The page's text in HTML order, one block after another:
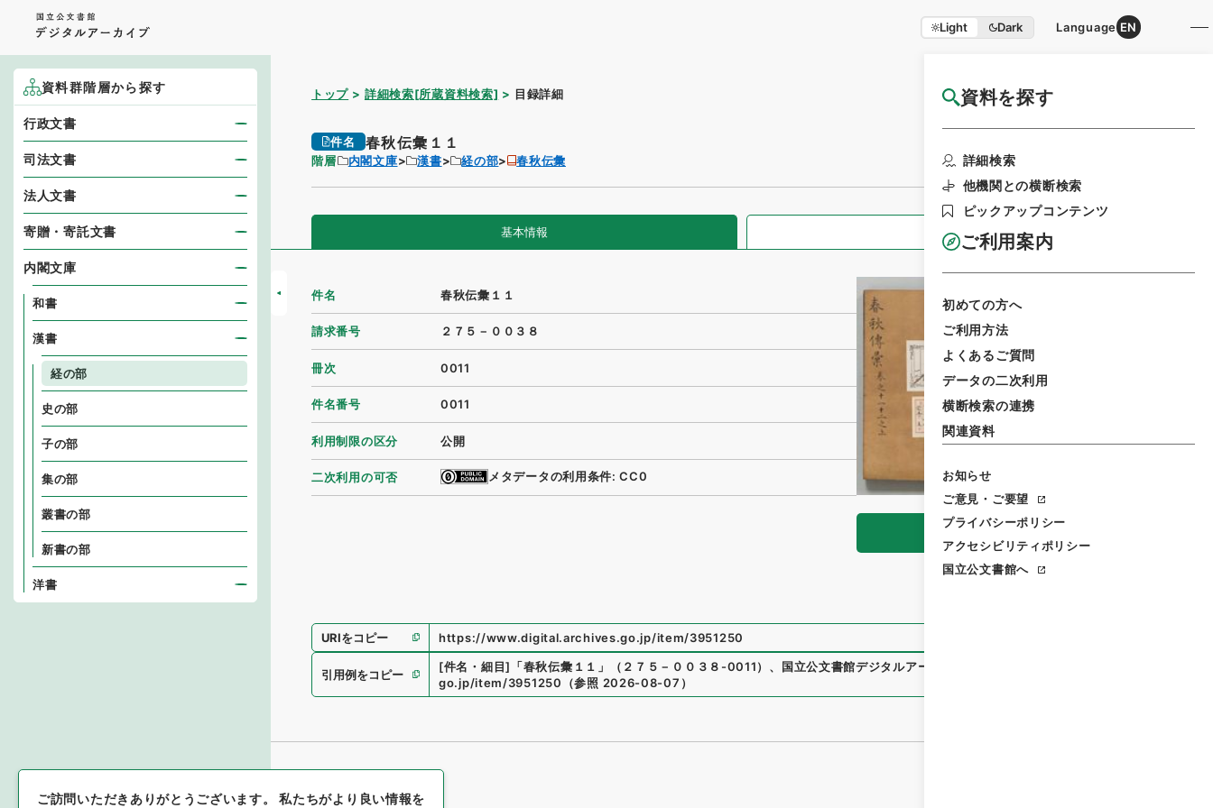
Light Dark Language EN
資料を探す
詳細検索
他機関との横断検索
ピックアップコンテンツ
ご利用案内
初めての方へ
ご利用方法
よくあるご質問
データの二次利用
横断検索の連携
関連資料
お知らせ
ご意見・ご要望
プライバシーポリシー
アクセシビリティポリシー
国立公文書館へ
トップ 詳細検索[所蔵資料検索] 目録詳細 国立公文書館HP利用案内
件名 春秋伝彙１１
階層 内閣文庫 漢書 経の部 春秋伝彙
基本情報 全ての情報
閲覧
件名 春秋伝彙１１
請求番号 ２７５－００３８
冊次 0011
件名番号 0011
利用制限の区分 公開
二次利用の可否 メタデータの利用条件: CC0
URIをコピー https://www.digital.archives.go.jp/item/3951250
引用例をコピー
[件名・細目] 「春秋伝彙１１ 」 （ ２７５－００３８-0011） 、 国立公文書館デジタルアーカイブ
go.jp/item/3951250
（参照 2026-08-07 ）
資料群階層から探す
行政文書
司法文書
法人文書
寄贈・寄託文書
内閣文庫
和書
漢書
経の部
史の部
子の部
集の部
叢書の部
新書の部
洋書
ご訪問いただきありがとうございます。私たちがより良い情報を